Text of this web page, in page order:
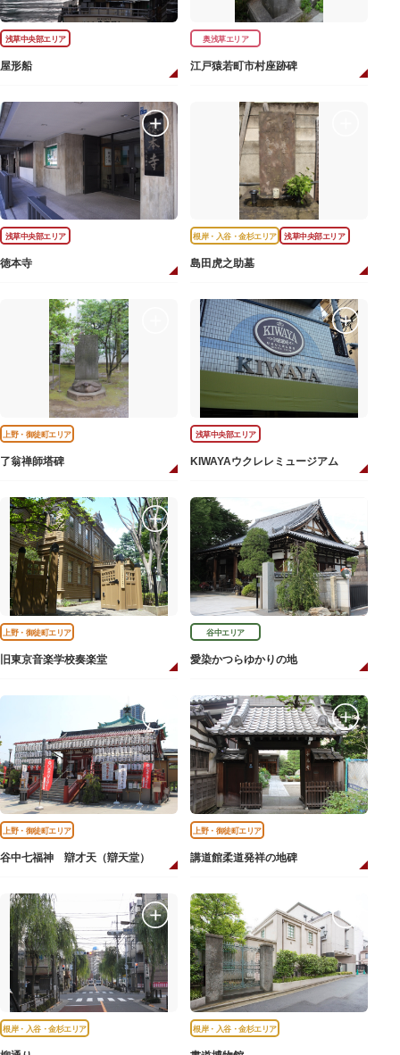
浅草中央部エリア
屋形船
奥浅草エリア
江戸猿若町市村座跡碑
浅草中央部エリア
徳本寺
根岸・入谷・金杉エリア 浅草中央部エリア
島田虎之助墓
上野・御徒町エリア
了翁禅師塔碑
浅草中央部エリア
KIWAYAウクレレミュージアム
上野・御徒町エリア
旧東京音楽学校奏楽堂
谷中エリア
愛染かつらゆかりの地
上野・御徒町エリア
谷中七福神 辯才天（辯天堂）
上野・御徒町エリア
講道館柔道発祥の地碑
根岸・入谷・金杉エリア 根岸・入谷・金杉エリア